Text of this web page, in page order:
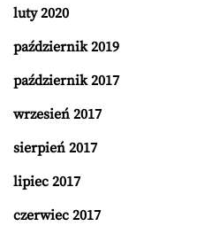
luty 2020
październik 2019
październik 2017
wrzesień 2017
sierpień 2017
lipiec 2017
czerwiec 2017